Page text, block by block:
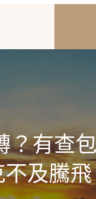
？有查
及騰